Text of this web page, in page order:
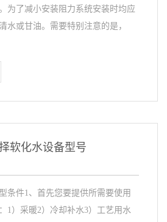
为了减小安装阻力系统安装时均应
水或甘油。需要特别注意的是，
软化水设备型号
条件1、首先您要提供所需要使用
1）采暖2）冷却补水3）工艺用水